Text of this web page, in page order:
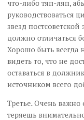
что-либо тяп-ляп,
руководствоваться
звезд постсоветской
должно отличаться
Хорошо быть
видеть то, что не
оставаться в
источником всего
Третье. Очень важно
теряешь